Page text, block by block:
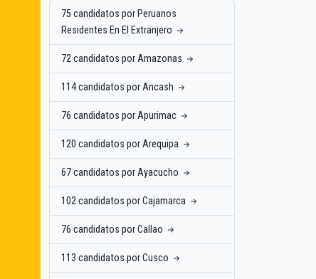
75 candidatos por Peruanos
Residentes En El Extranjero
72 candidatos por Amazonas
114 candidatos por Ancash
76 candidatos por Apurimac
120 candidatos por Arequipa
67 candidatos por Ayacucho
102 candidatos por Cajamarca
76 candidatos por Callao
113 candidatos por Cusco